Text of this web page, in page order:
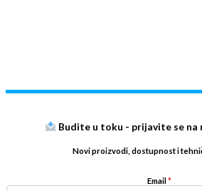
Budite u toku - prijavite se na
Novi proizvodi, dostupnost i
Email*